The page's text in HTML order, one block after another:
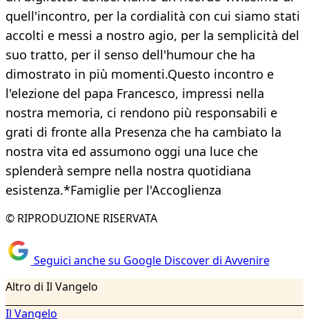
quell'incontro, per la cordialità con cui siamo stati
accolti e messi a nostro agio, per la semplicità del
suo tratto, per il senso dell'humour che ha
dimostrato in più momenti.Questo incontro e
l'elezione del papa Francesco, impressi nella
nostra memoria, ci rendono più responsabili e
grati di fronte alla Presenza che ha cambiato la
nostra vita ed assumono oggi una luce che
splenderà sempre nella nostra quotidiana
esistenza.*Famiglie per l'Accoglienza
© RIPRODUZIONE RISERVATA
Seguici anche su Google Discover di Avvenire
Altro di Il Vangelo
Il Vangelo